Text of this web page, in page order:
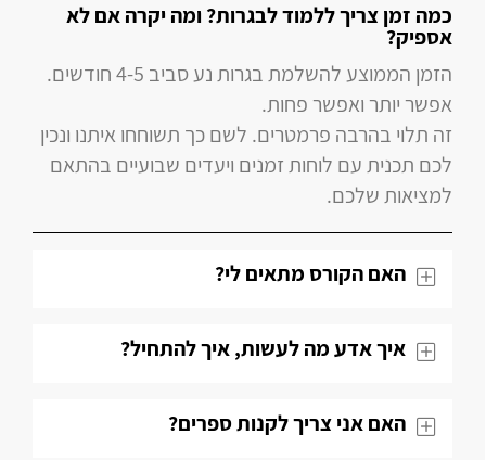
כמה זמן צריך ללמוד לבגרות? ומה יקרה אם לא
אספיק?
הזמן הממוצע להשלמת בגרות נע סביב 4-5 חודשים.
אפשר יותר ואפשר פחות.
זה תלוי בהרבה פרמטרים. לשם כך תשוחחו איתנו ונכין
לכם תכנית עם לוחות זמנים ויעדים שבועיים בהתאם
למציאות שלכם.
האם הקורס מתאים לי?
איך אדע מה לעשות, איך להתחיל?
האם אני צריך לקנות ספרים?